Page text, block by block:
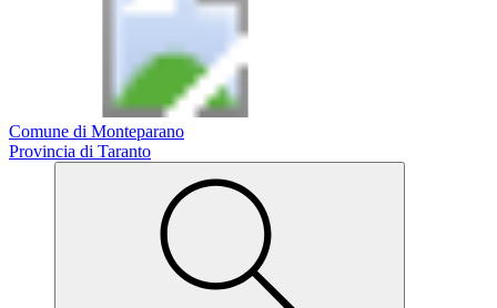
Comune di Monteparano
Provincia di Taranto